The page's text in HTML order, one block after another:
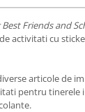
Friends and
activitati cu
articole de
pentru tinerele